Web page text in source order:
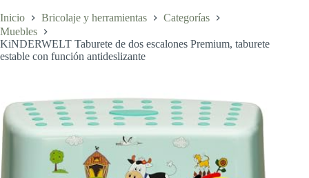
Inicio Bricolaje y herramientas
Categorías
Muebles
KiNDERWELT Taburete de dos escalones Premium, taburete
estable con función antideslizante